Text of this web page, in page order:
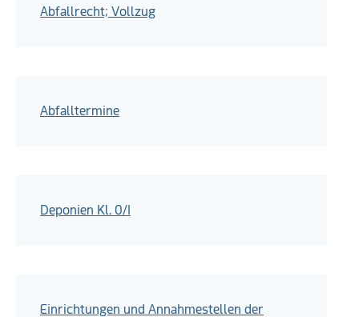
Abfallrecht; Vollzug
Abfalltermine
Deponien Kl. 0/I
Einrichtungen und Annahmestellen der